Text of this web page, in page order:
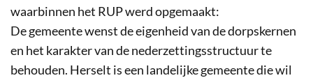
waarbinnen het RUP werd opgemaakt:
De gemeente wenst de eigenheid van de dorpskernen
en het karakter van de nederzettingsstructuur te
behouden. Herselt is een landelijke gemeente die wil